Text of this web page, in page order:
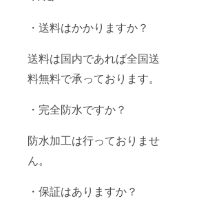
・送料はかかりますか？
送料は国内であれば全国送
料無料で承っております。
・完全防水ですか？
防水加工は行っておりませ
ん。
・保証はありますか？